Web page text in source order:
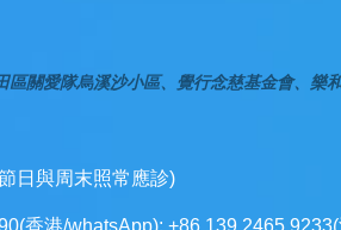
關愛隊烏溪沙小區、覺行念慈基金會、樂
日與周末照常應診)
香港/whatsApp); +86 139 2465